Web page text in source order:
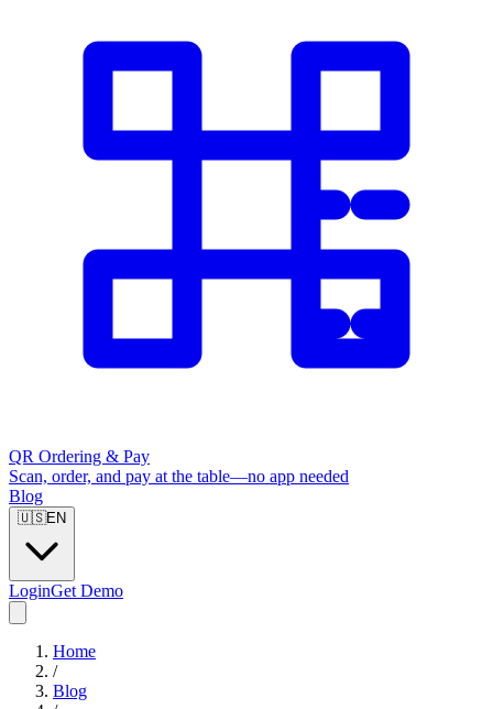
QR Ordering & Pay
Scan, order, and pay at the table—no app needed
Blog
🇺🇸EN
LoginGet Demo
Home
/
Blog